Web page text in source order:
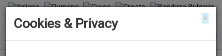
×
Cookies & Privacy